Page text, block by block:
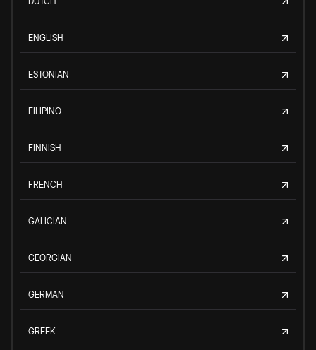
ENGLISH
ESTONIAN
FILIPINO
FINNISH
FRENCH
GALICIAN
GEORGIAN
GERMAN
GREEK